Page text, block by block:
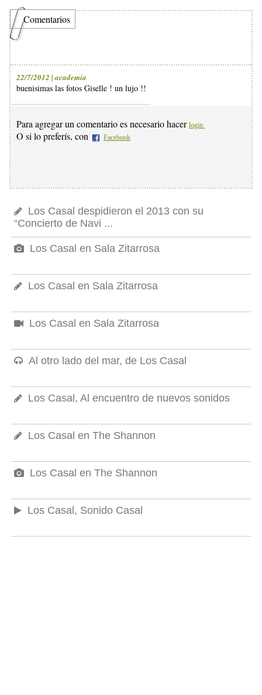
Comentarios
22/7/2012 | academia
buenisimas las fotos Giselle ! un lujo !!
Para agregar un comentario es necesario hacer login.
O si lo preferís, con Facebook
Los Casal despidieron el 2013 con su
“Concierto de Navi ...
Los Casal en Sala Zitarrosa
Los Casal en Sala Zitarrosa
Los Casal en Sala Zitarrosa
Al otro lado del mar, de Los Casal
Los Casal, Al encuentro de nuevos sonidos
Los Casal en The Shannon
Los Casal en The Shannon
Los Casal, Sonido Casal